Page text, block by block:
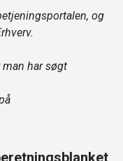
og
har søgt